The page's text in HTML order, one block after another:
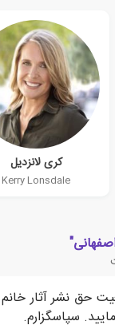
کری لانزدیل
Kerry Lonsdale
حق نشر آثار خانم
سپاسگزارم.